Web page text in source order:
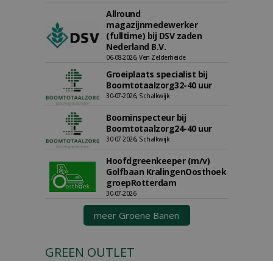
Allround
magazijnmedewerker
(fulltime) bij DSV zaden
Nederland B.V.
06-08-2026, Ven Zelderheide
Groeiplaats specialist bij
Boomtotaalzorg32-40 uur
30-07-2026, Schalkwijk
Boominspecteur bij
Boomtotaalzorg24-40 uur
30-07-2026, Schalkwijk
Hoofdgreenkeeper (m/v)
Golfbaan KralingenOosthoek
groepRotterdam
30-07-2026
meer Groene Banen
GREEN OUTLET